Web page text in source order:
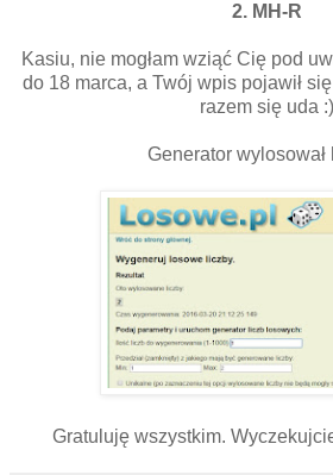
2. MH-R
Kasiu, nie mogłam wziąć Cię pod
do 18 marca, a Twój wpis pojawił
razem się uda :)
Generator wylosował
Gratuluję wszystkim.